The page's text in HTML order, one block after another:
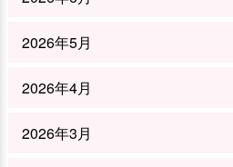
2026年5月
2026年4月
2026年3月